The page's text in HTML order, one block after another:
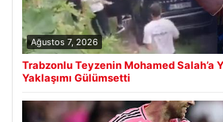
Ağustos 7, 2026
Trabzonlu Teyzenin Mohamed Salah’a
Yaklaşımı Gülümsetti